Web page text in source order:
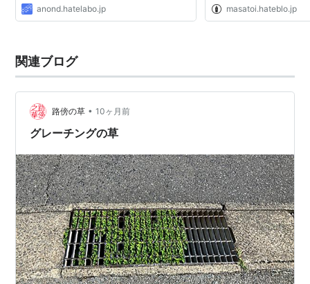
anond.hatelabo.jp masatoi.hateblo.jp
関連ブログ
路傍の草 • 10ヶ月前
グレーチングの草